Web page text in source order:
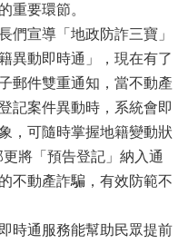
重要環節。
們宣導「地政防詐三寶」
異動即時通」，現在有了
郵件雙重通知，當不動產
記案件異動時，系統會即
，可隨時掌握地籍變動狀
將「預告登記」納入通
不動產詐騙，有效防範不
時通服務能幫助民眾提前